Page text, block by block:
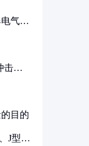
气设
击要
目的
J型、